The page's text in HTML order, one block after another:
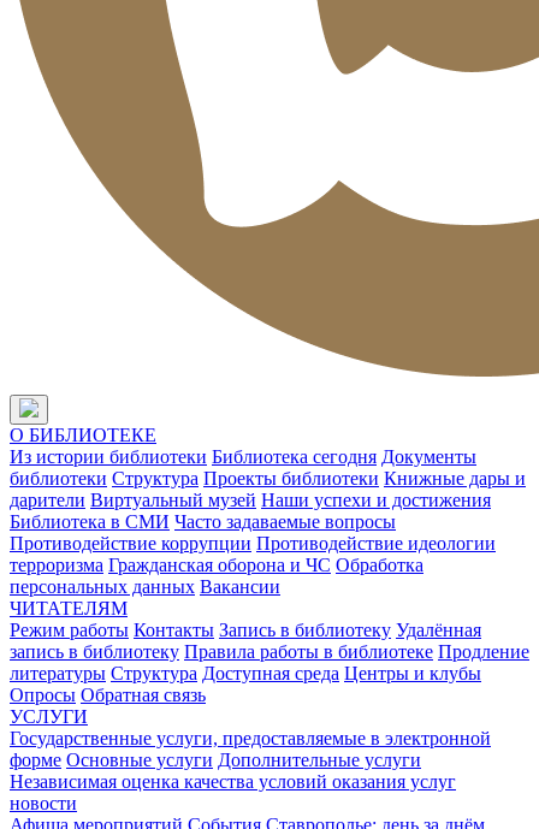
О БИБЛИОТЕКЕ
Из истории библиотеки Библиотека сегодня Документы
библиотеки Структура Проекты библиотеки Книжные дары и
дарители Виртуальный музей Наши успехи и достижения
Библиотека в СМИ Часто задаваемые вопросы
Противодействие коррупции Противодействие идеологии
терроризма Гражданская оборона и ЧС Обработка
персональных данных Вакансии
ЧИТАТЕЛЯМ
Режим работы Контакты Запись в библиотеку Удалённая
запись в библиотеку Правила работы в библиотеке Продление
литературы Структура Доступная среда Центры и клубы
Опросы Обратная связь
УСЛУГИ
Государственные услуги, предоставляемые в электронной
форме Основные услуги Дополнительные услуги
Независимая оценка качества условий оказания услуг
новости
Афиша мероприятий События Ставрополье: день за днём